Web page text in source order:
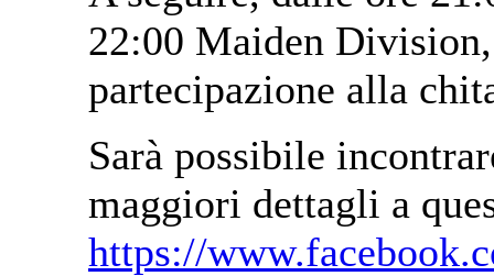
22:00 Maiden
partecipazione alla
Sarà possibile
maggiori dettagli a
https://